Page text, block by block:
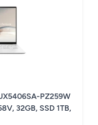
PZ259W
32GB, SSD 1TB,